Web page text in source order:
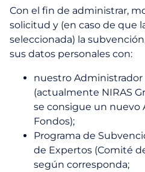
Con el fin de administrar,
solicitud y (en caso de que
seleccionada) la
sus datos personales con:
nuestro
(actualmente NIRAS
se consigue un nuevo
Fondos);
Programa de
de Expertos (Comité
según corresponda;